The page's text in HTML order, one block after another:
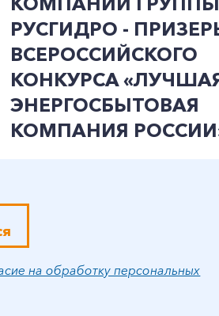
РУСГИДРО -
ВСЕРОССИЙСКОГО
КОНКУРСА
ЭНЕРГОСБЫТОВАЯ
КОМПАНИЯ
на обработку персональных